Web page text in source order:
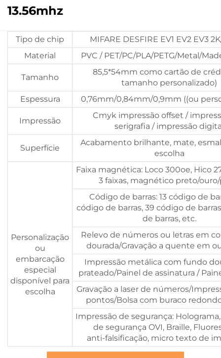
13.56mhz
Tipo de chip
MIFARE DESFIRE EV1 EV2 EV3
Material
PVC / PET/PC/PLA/PETG/Metal/
Tamanho
85,5*54mm como cartão de
tamanho personalizado)
Espessura
0,76mm/0,84mm/0,9mm ((ou
Impressão
Cmyk impressão offset /
serigrafia / impressão
Superfície
Acabamento brilhante, mate,
escolha
Personalização
ou
embarcação
especial
disponível para
escolha
Faixa magnética: Loco 300oe, Hico
3 faixas, magnético preto/
Código de barras: 13 código de
código de barras, 39 código de
de barras, etc.
Relevo de números ou letras em
dourada/Gravação a quente em
Impressão metálica com fundo
prateado/Painel de assinatura /
Gravação a laser de números/
pontos/Bolsa com buraco
Impressão de segurança:
de segurança OVI, Braille,
anti-falsificação, micro texto de